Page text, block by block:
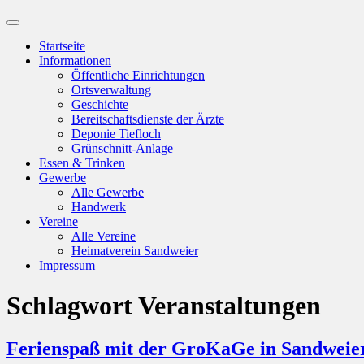
Suchfeld
ein-/ausblenden
Startseite
Informationen
Öffentliche Einrichtungen
Ortsverwaltung
Geschichte
Bereitschaftsdienste der Ärzte
Deponie Tiefloch
Grünschnitt-Anlage
Essen & Trinken
Gewerbe
Alle Gewerbe
Handwerk
Vereine
Alle Vereine
Heimatverein Sandweier
Impressum
SchlagwortVeranstaltungen
Ferienspaß mit der GroKaGe in